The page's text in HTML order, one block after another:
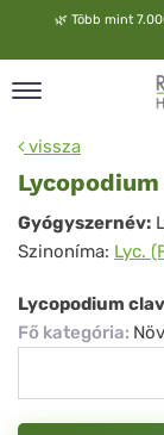
🌿 Több mint
vissza
clavatum
(Fincke)
Gyógyszernév:
Szinoníma: Lyc.
Lycopodium
Fő kategória: